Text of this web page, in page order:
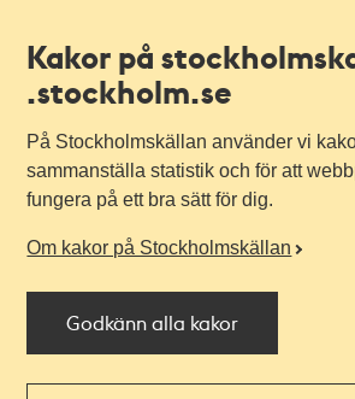
Kakor på
.stockholm.se
På Stockholmskällan använder vi
sammanställa statistik och för att
fungera på ett bra sätt för dig.
Om kakor på Stockholmskällan
Godkänn alla kakor